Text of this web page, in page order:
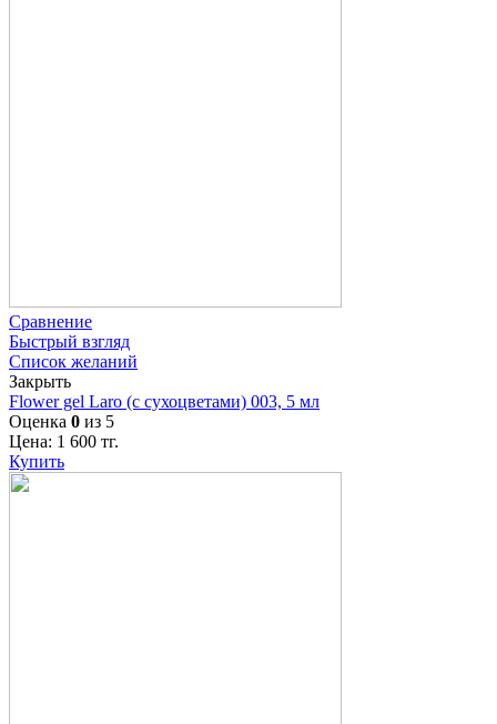
Сравнение
Быстрый взгляд
Список желаний
Закрыть
Flower gel Laro (с сухоцветами) 003, 5 мл
Оценка 0 из 5
Цена: 1 600 тг.
Купить